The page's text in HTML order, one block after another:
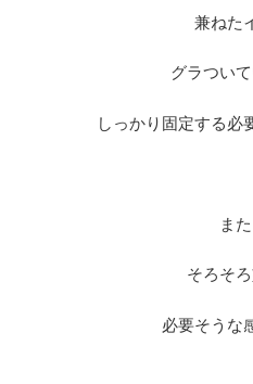
兼ねた
グラつい
しっかり固定する必
また
そろそ
必要そうな